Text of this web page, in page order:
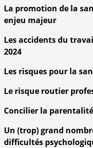
La promotion de la
enjeu majeur
Les accidents du
2024
Les risques pour la
Le risque routier
Concilier la
Un (trop) grand
difficultés